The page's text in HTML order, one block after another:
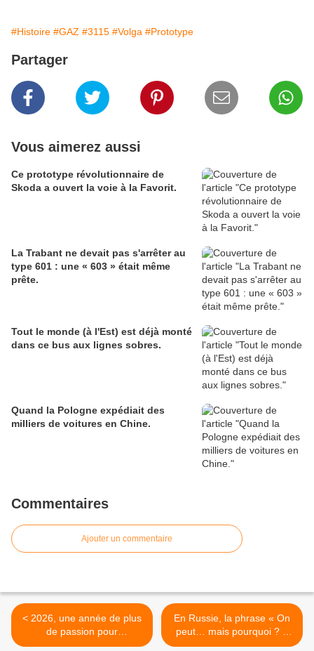
#Histoire #GAZ #3115 #Volga #Prototype
Partager
Vous aimerez aussi
Ce prototype révolutionnaire de
Skoda a ouvert la voie à la Favorit.
La Trabant ne devait pas s'arrêter au
type 601 : une « 603 » était même
prête.
Tout le monde (à l'Est) est déjà monté
dans ce bus aux lignes sobres.
Quand la Pologne expédiait des
milliers de voitures en Chine.
Commentaires
Ajouter un commentaire
< 2026, une année de plus
de passion pour
Sovietauto.fr.
En Russie, la phrase « On
peut… mais pourquoi ? »
devient virale. >